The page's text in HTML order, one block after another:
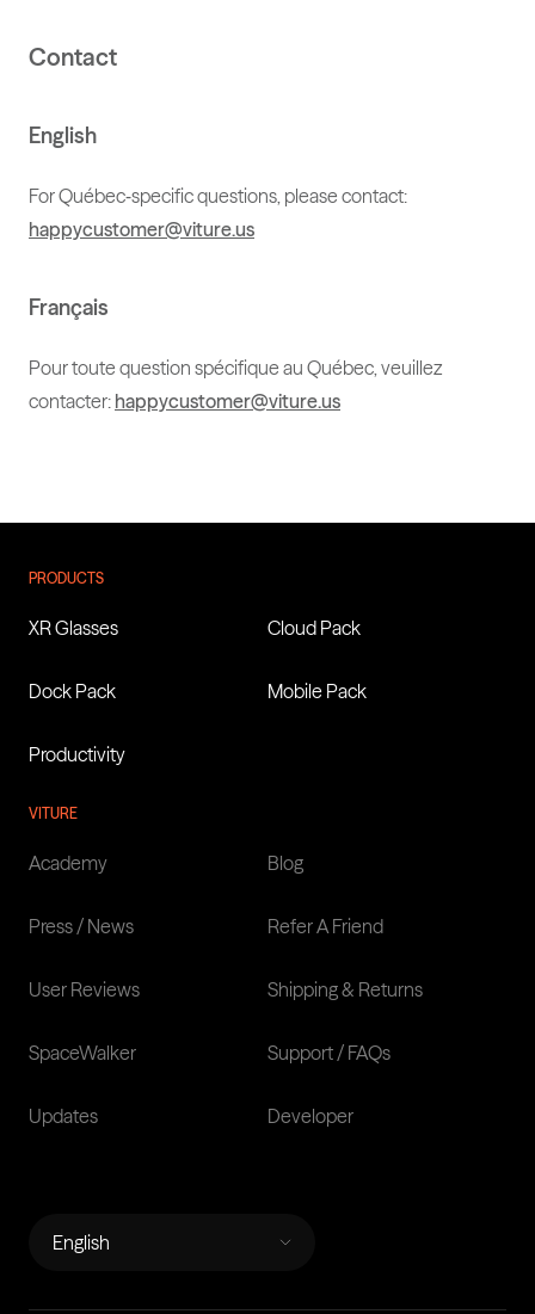
Contact
English
For Québec‑specific questions, please contact:
happycustomer@viture.us
Français
Pour toute question spécifique au Québec, veuillez
contacter: happycustomer@viture.us
PRODUCTS
XR Glasses Cloud Pack
Dock Pack Mobile Pack
Productivity
VITURE
Academy Blog
Press / News Refer A Friend
User Reviews Shipping & Returns
SpaceWalker Support / FAQs
Updates Developer
English